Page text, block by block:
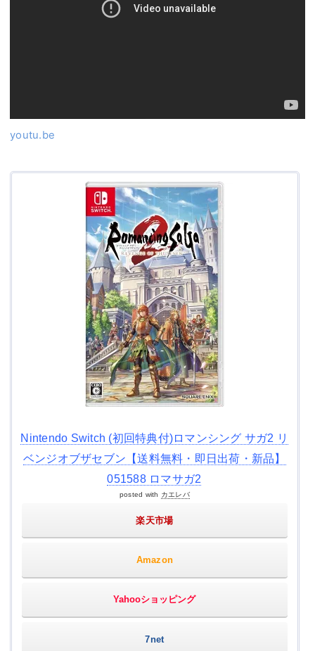
youtu.be
Nintendo Switch (初回特典付)ロマンシング サガ2 リ
ベンジオブザセブン【送料無料・即日出荷・新品】
051588 ロマサガ2
posted with カエレバ
楽天市場
Amazon
Yahooショッピング
7net